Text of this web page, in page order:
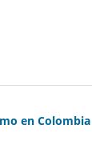
en Colombia